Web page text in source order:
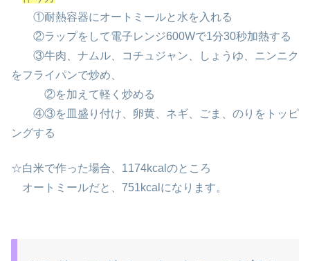
①耐熱容器にオートミールと水を入れる
②ラップをして電子レンジ600Wで1分30秒加熱する
③牛肉、ナムル、コチュジャン、しょうゆ、ニンニク
をフライパンで炒め、
②を加えて軽く炒める
④③を皿盛り付け、卵黄、ネギ、ごま、のりをトッピ
ングする
☆白米で作った場合、1174kcalのところ
オートミールだと、751kcalになります。